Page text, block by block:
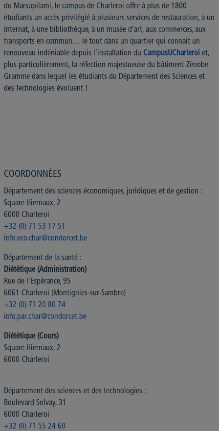
du Marsupilami, le campus de Charleroi offre à plus de 1800
étudiants un accès privilégié à plusieurs services de restauration, à un
internat, à une bibliothèque, à un musée d’art, aux commerces, aux
transports en commun… le tout dans un quartier qui connait un
renouveau indéniable depuis l’installation du CampusUCharleroi et,
plus particulièrement, la réfection majestueuse du bâtiment Zénobe
Gramme dans lequel les étudiants du Département des Sciences et
des Technologies évoluent !
COORDONNÉES
Département des sciences économiques, juridiques et de gestion :
Square Hiernaux, 2
6000 Charleroi
+32 (0) 71 53 17 51
info.eco.char@condorcet.be
Département de la santé :
Diététique (Administration)
Rue de l'Espérance, 95
6061 Charleroi (Montignies-sur-Sambre)
+32 (0) 71 20 80 74
info.par.char@condorcet.be
Diététique (Cours)
Square Hiernaux, 2
6000 Charleroi
Département des sciences et des technologies :
Boulevard Solvay, 31
6000 Charleroi
+32 (0) 71 55 24 60